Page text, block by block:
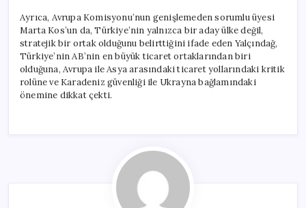
Ayrıca, Avrupa Komisyonu’nun genişlemeden sorumlu üyesi
Marta Kos’un da, Türkiye’nin yalnızca bir aday ülke değil,
stratejik bir ortak olduğunu belirttiğini ifade eden Yalçındağ,
Türkiye’nin AB’nin en büyük ticaret ortaklarından biri
olduğuna, Avrupa ile Asya arasındaki ticaret yollarındaki kritik
rolüne ve Karadeniz güvenliği ile Ukrayna bağlamındaki
önemine dikkat çekti.